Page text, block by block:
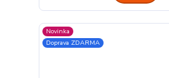
Novinka
Doprava ZDARMA